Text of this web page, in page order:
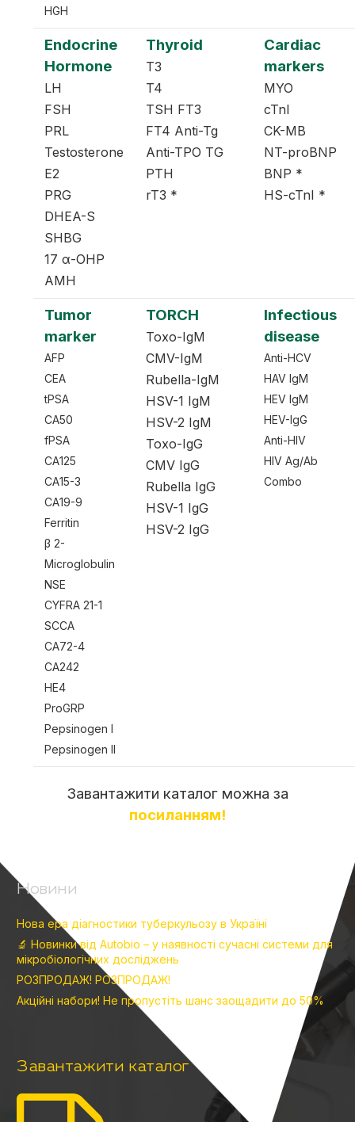
HGH
Endocrine
Hormone
LH
FSH
PRL
Testosterone
E2
PRG
DHEA-S
SHBG
17 α-OHP
AMH
Thyroid
T3
T4
TSH FT3
FT4 Anti-Tg
Anti-TPO TG
PTH
rT3 *
Cardiac
markers
MYO
cTnI
CK-MB
NT-proBNP
BNP *
HS-cTnI *
Tumor
marker
AFP
CEA
tPSA
CA50
fPSA
CA125
CA15-3
CA19-9
Ferritin
β 2-
Microglobulin
NSE
CYFRA 21-1
SCCA
CA72-4
CA242
HE4
ProGRP
Pepsinogen I
Pepsinogen II
TORCH
Toxo-IgM
CMV-IgM
Rubella-IgM
HSV-1 IgM
HSV-2 IgM
Toxo-IgG
CMV IgG
Rubella IgG
HSV-1 IgG
HSV-2 IgG
Infectious
disease
Anti-HCV
HAV IgM
HEV IgM
HEV-IgG
Anti-HIV
HIV Ag/Ab
Combo
Завантажити каталог можна за
посиланням!
Новини
Нова ера діагностики туберкульозу в Україні
🔬 Новинки від Autobio – у наявності сучасні системи для
мікробіологічних досліджень
РОЗПРОДАЖ! РОЗПРОДАЖ!
Акційні набори! Не пропустіть шанс заощадити до 50%
Завантажити каталог